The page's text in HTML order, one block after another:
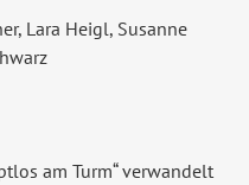
Lara Heigl, Susanne
am Turm“ verwandelt